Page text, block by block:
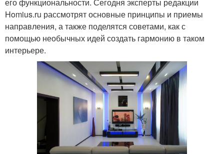
Русский стиль Руки в стиле
Мелочи в стиле Украшения в стиле
Поделки в стиле Кухни в стиле
Homius.ru рассмотрят основные принципы и приемы
направления, а также поделятся советами, как с
помощью необычных идей создать гармонию в таком
интерьере.